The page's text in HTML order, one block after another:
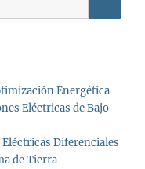
Energética
Eléctricas de Bajo
Diferenciales
de Tierra